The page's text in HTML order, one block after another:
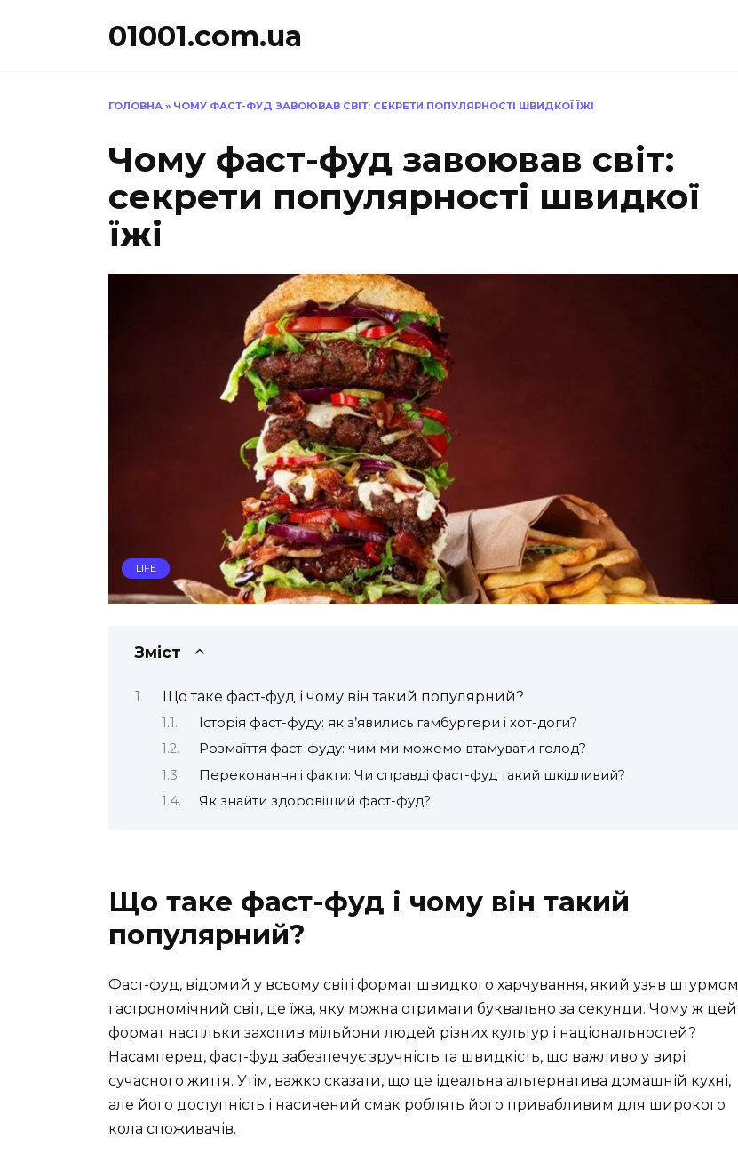
01001.com.ua
ГОЛОВНА » ЧОМУ ФАСТ-ФУД ЗАВОЮВАВ СВІТ: СЕКРЕТИ ПОПУЛЯРНОСТІ ШВИДКОЇ ЇЖІ
Чому фаст-фуд завоював світ:
секрети популярності швидкої
їжі
LIFE
Зміст
Що таке фаст-фуд і чому він такий популярний?
Історія фаст-фуду: як з’явились гамбургери і хот-доги?
Розмаїття фаст-фуду: чим ми можемо втамувати голод?
Переконання і факти: Чи справді фаст-фуд такий шкідливий?
Як знайти здоровіший фаст-фуд?
Що таке фаст-фуд і чому він такий
популярний?
Фаст-фуд, відомий у всьому світі формат швидкого харчування, який узяв штурмом
гастрономічний світ, це їжа, яку можна отримати буквально за секунди. Чому ж цей
формат настільки захопив мільйони людей різних культур і національностей?
Насамперед, фаст-фуд забезпечує зручність та швидкість, що важливо у вирі
сучасного життя. Утім, важко сказати, що це ідеальна альтернатива домашній кухні,
але його доступність і насичений смак роблять його привабливим для широкого
кола споживачів.